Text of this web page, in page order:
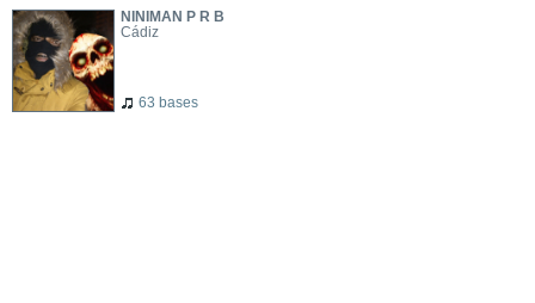
NINIMAN P R B
Cádiz
63 bases